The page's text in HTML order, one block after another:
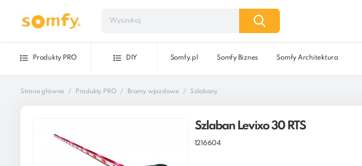
Produkty PRO DIY Somfy.pl Somfy Biznes Somfy Architektura
Strona główna Produkty PRO Bramy wjazdowe Szlabany
Szlaban Levixo 30 RTS
1216604